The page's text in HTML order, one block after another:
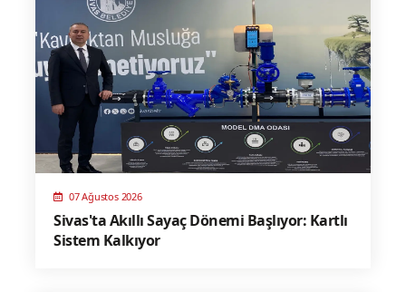
07 Ağustos 2026
Sivas'ta Akıllı Sayaç Dönemi Başlıyor: Kartlı
Sistem Kalkıyor